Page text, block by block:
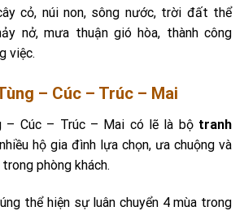
cỏ, núi non, sông nước, trời đất thể
nở, mưa thuận gió hòa, thành công
việc.
– Cúc – Trúc – Mai
– Cúc – Trúc – Mai có lẽ là bộ tranh
hộ gia đình lựa chọn, ưa chuộng và
phòng khách.
thể hiện sự luân chuyển 4 mùa trong